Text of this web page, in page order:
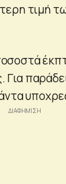
τιμή